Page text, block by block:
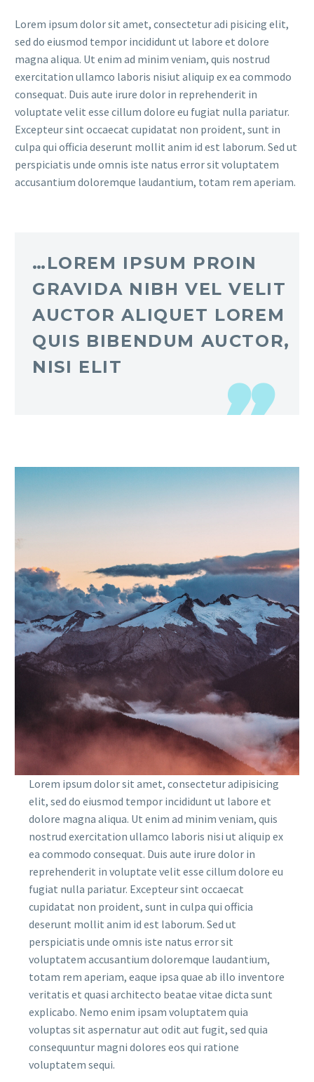
Lorem ipsum dolor sit amet, consectetur adi pisicing elit,
sed do eiusmod tempor incididunt ut labore et dolore
magna aliqua. Ut enim ad minim veniam, quis nostrud
exercitation ullamco laboris nisiut aliquip ex ea commodo
consequat. Duis aute irure dolor in reprehenderit in
voluptate velit esse cillum dolore eu fugiat nulla pariatur.
Excepteur sint occaecat cupidatat non proident, sunt in
culpa qui officia deserunt mollit anim id est laborum. Sed ut
perspiciatis unde omnis iste natus error sit voluptatem
accusantium doloremque laudantium, totam rem aperiam.
…LOREM IPSUM PROIN
GRAVIDA NIBH VEL VELIT
AUCTOR ALIQUET LOREM
QUIS BIBENDUM AUCTOR,
NISI ELIT
Lorem ipsum dolor sit amet, consectetur adipisicing
elit, sed do eiusmod tempor incididunt ut labore et
dolore magna aliqua. Ut enim ad minim veniam, quis
nostrud exercitation ullamco laboris nisi ut aliquip ex
ea commodo consequat. Duis aute irure dolor in
reprehenderit in voluptate velit esse cillum dolore eu
fugiat nulla pariatur. Excepteur sint occaecat
cupidatat non proident, sunt in culpa qui officia
deserunt mollit anim id est laborum. Sed ut
perspiciatis unde omnis iste natus error sit
voluptatem accusantium doloremque laudantium,
totam rem aperiam, eaque ipsa quae ab illo inventore
veritatis et quasi architecto beatae vitae dicta sunt
explicabo. Nemo enim ipsam voluptatem quia
voluptas sit aspernatur aut odit aut fugit, sed quia
consequuntur magni dolores eos qui ratione
voluptatem sequi.